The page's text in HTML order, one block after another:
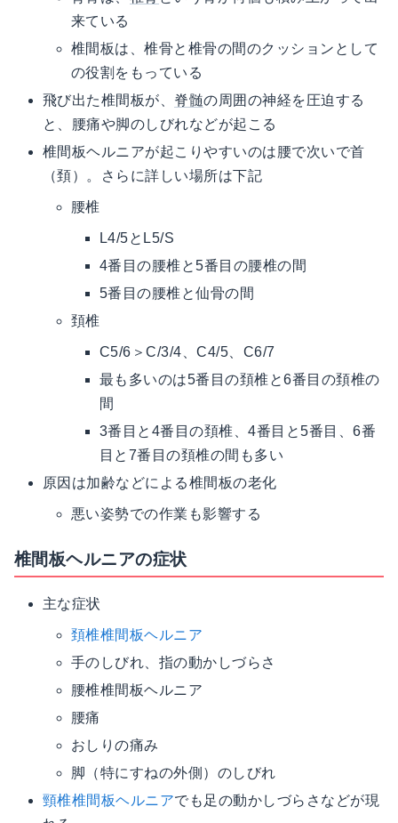
来ている
椎間板は、椎骨と椎骨の間のクッションとして
の役割をもっている
飛び出た椎間板が、 脊髄の周囲の神経を圧迫する
と、腰痛や脚のしびれなどが起こる
椎間板ヘルニアが起こりやすいのは腰で次いで首
（頚）。さらに詳しい場所は下記
腰椎
L4/5とL5/S
4番目の腰椎と5番目の腰椎の間
5番目の腰椎と仙骨の間
頚椎
C5/6＞C/3/4、C4/5、C6/7
最も多いのは5番目の頚椎と6番目の頚椎の
間
3番目と4番目の頚椎、4番目と5番目、6番
目と7番目の頚椎の間も多い
原因は加齢などによる椎間板の老化
悪い姿勢での作業も影響する
椎間板ヘルニアの症状
主な症状
頚椎椎間板ヘルニア
手のしびれ、指の動かしづらさ
腰椎椎間板ヘルニア
腰痛
おしりの痛み
脚（特にすねの外側）のしびれ
頸椎椎間板ヘルニアでも足の動かしづらさなどが現